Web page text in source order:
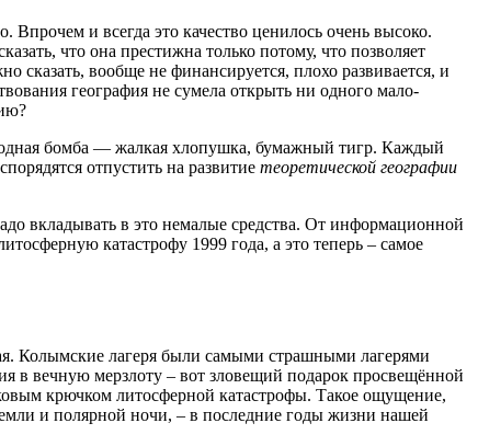
и всегда это качество ценилось очень высоко.
что она престижна только потому, что позволяет
вообще не финансируется, плохо развивается, и
география не сумела открыть ни одного мало-
бомба — жалкая хлопушка, бумажный тигр. Каждый
отпустить на развитие теоретической географии
вкладывать в это немалые средства. От информационной
катастрофу 1999 года, а это теперь – самое
Колымские лагеря были самыми страшными лагерями
в вечную мерзлоту – вот зловещий подарок просвещённой
крючком литосферной катастрофы. Такое ощущение,
и полярной ночи, – в последние годы жизни нашей